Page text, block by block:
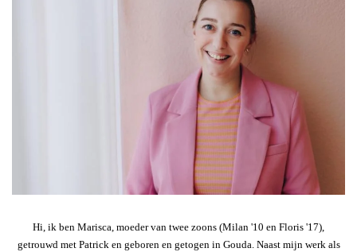
Hi, ik ben Marisca, moeder van twee zoons (Milan '10 en Floris '17),
getrouwd met Patrick en geboren en getogen in Gouda. Naast mijn werk als